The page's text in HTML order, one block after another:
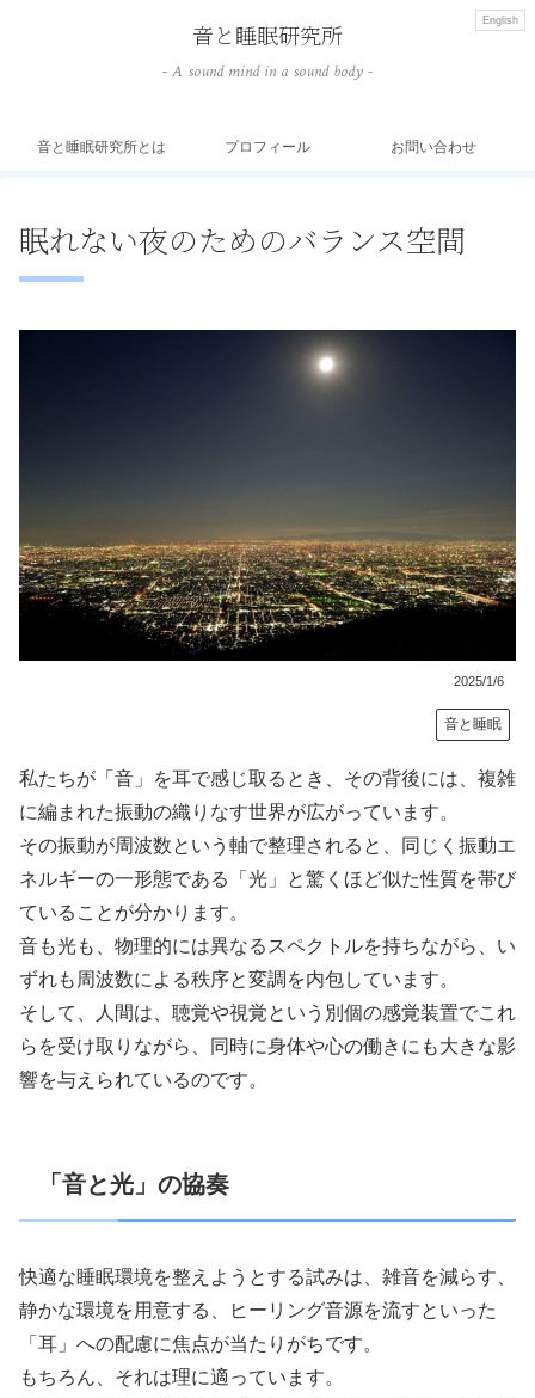
English
音と睡眠研究所
- A sound mind in a sound body -
音と睡眠研究所とは プロフィール お問い合わせ
眠れない夜のためのバランス空間
2025/1/6
音と睡眠
私たちが「音」を耳で感じ取るとき、その背後には、複雑
に編まれた振動の織りなす世界が広がっています。
その振動が周波数という軸で整理されると、同じく振動エ
ネルギーの一形態である「光」と驚くほど似た性質を帯び
ていることが分かります。
音も光も、物理的には異なるスペクトルを持ちながら、い
ずれも周波数による秩序と変調を内包しています。
そして、人間は、聴覚や視覚という別個の感覚装置でこれ
らを受け取りながら、同時に身体や心の働きにも大きな影
響を与えられているのです。
「音と光」の協奏
快適な睡眠環境を整えようとする試みは、雑音を減らす、
静かな環境を用意する、ヒーリング音源を流すといった
「耳」への配慮に焦点が当たりがちです。
もちろん、それは理に適っています。